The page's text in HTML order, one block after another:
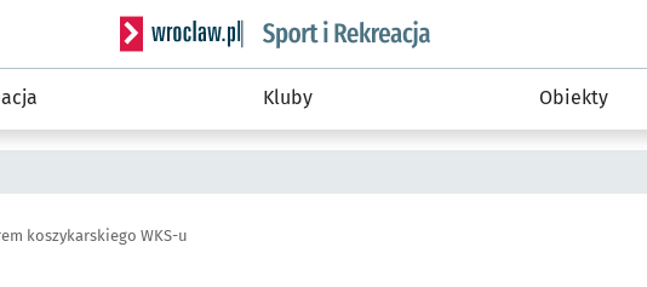
Serwis informacyjny wroclaw.pl podserwis: Sport i rekreacja
Kluby Obiekty
koszykarskiego WKS-u